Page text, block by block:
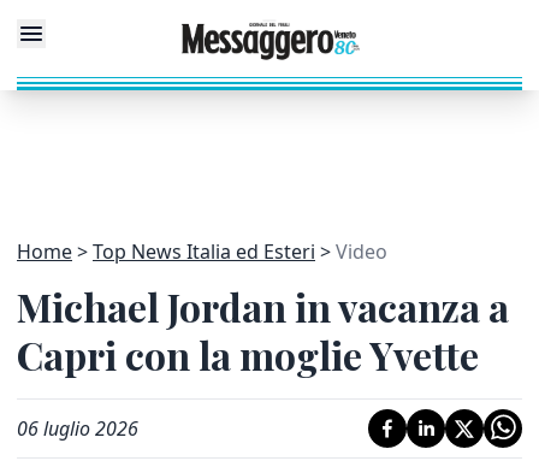
Home Top News Italia ed Esteri Video
Michael Jordan in vacanza a
Capri con la moglie Yvette
06 luglio 2026